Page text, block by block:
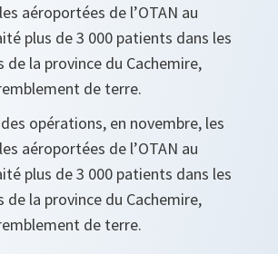
aéroportées de l’OTAN au
plus de 3 000 patients dans les
de la province du Cachemire,
de terre.
opérations, en novembre, les
aéroportées de l’OTAN au
plus de 3 000 patients dans les
de la province du Cachemire,
de terre.